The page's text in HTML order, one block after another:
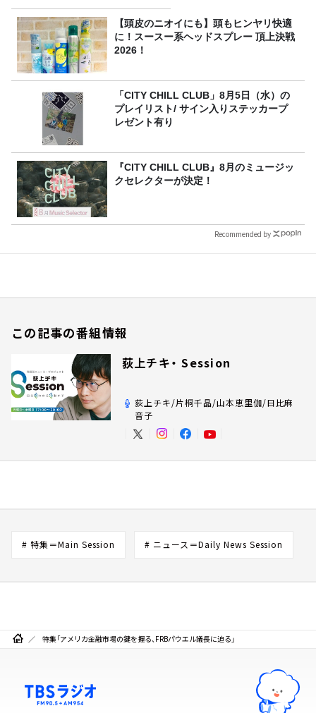
【頭皮のニオイにも】頭もヒンヤリ快適
に！スースー系ヘッドスプレー 頂上決戦
2026！
「CITY CHILL CLUB」8月5日（水）の
プレイリスト/ サイン入りステッカープ
レゼント有り
『CITY CHILL CLUB』8月のミュージッ
クセレクターが決定！
Recommended by
この記事の番組情報
荻上チキ・ Session
荻上チキ/片桐千晶/山本恵里伽/日比麻
音子
# 特集＝Main Session # ニュース＝Daily News Session
特集「アメリカ金融市場の鍵を握る、FRBパウエル議長に迫る」